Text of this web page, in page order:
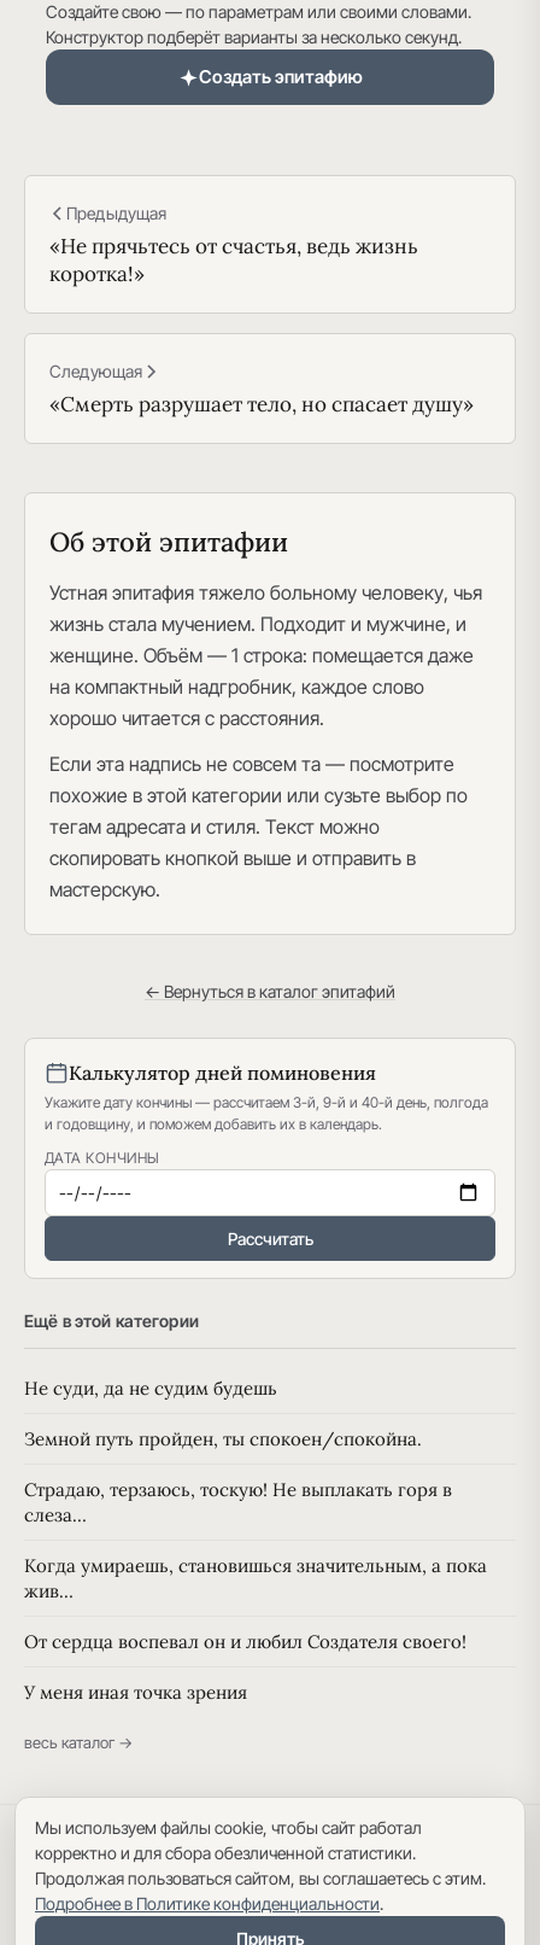
Создайте свою — по параметрам или своими словами.
Конструктор подберёт варианты за несколько секунд.
Создать эпитафию
Предыдущая
«Не прячьтесь от счастья, ведь жизнь
коротка!»
Следующая
«Смерть разрушает тело, но спасает душу»
Об этой эпитафии
Устная эпитафия тяжело больному человеку, чья
жизнь стала мучением. Подходит и мужчине, и
женщине. Объём — 1 строка: помещается даже
на компактный надгробник, каждое слово
хорошо читается с расстояния.
Если эта надпись не совсем та — посмотрите
похожие в этой категории или сузьте выбор по
тегам адресата и стиля. Текст можно
скопировать кнопкой выше и отправить в
мастерскую.
← Вернуться в каталог эпитафий
Калькулятор дней поминовения
Укажите дату кончины — рассчитаем 3-й, 9-й и 40-й день, полгода
и годовщину, и поможем добавить их в календарь.
ДАТА КОНЧИНЫ
Рассчитать
Ещё в этой категории
Не суди, да не судим будешь
Земной путь пройден, ты спокоен/спокойна.
Страдаю, терзаюсь, тоскую! Не выплакать горя в
слеза…
Когда умираешь, становишься значительным, а пока
жив…
От сердца воспевал он и любил Создателя своего!
У меня иная точка зрения
весь каталог →
Политика конфиденциальности Пользовательское соглашение
Карта сайта
Мы используем файлы cookie, чтобы сайт работал
корректно и для сбора обезличенной статистики.
Продолжая пользоваться сайтом, вы соглашаетесь с этим.
Подробнее в Политике конфиденциальности.
Принять